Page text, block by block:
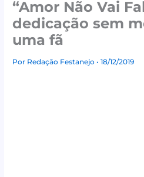
“Amor Não Vai
dedicação sem
uma fã
Por Redação Festanejo• 18/12/2019